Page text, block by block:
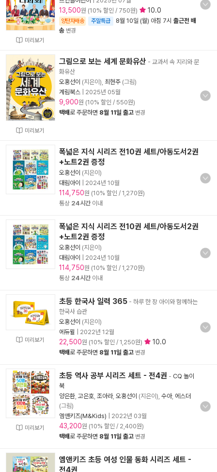
미리보기
13,500원 (10% 할인 / 750원) 10.0
양탄자배송 주말특급 8월 10일 (월) 아침 7시 출근전 배
송 변경
미리보기
그림으로 보는 세계 문화유산 - 교과서 속 지리와 문
화유산
오홍선이 (지은이), 최현주 (그림)
계림북스
2025년 05월
9,900원 (10% 할인 / 550원)
택배로 주문하면 8월 11일 출고 변경
폭넓은 지식 시리즈 전10권 세트/아동도서2권
+노트2권 증정
오홍선이 (지은이)
대림아이
2024년 10월
114,750원 (10% 할인 / 1,270원)
통상 24시간이내
폭넓은 지식 시리즈 전10권 세트/아동도서2권
+노트2권 증정
오홍선이 (지은이)
대림아이
2024년 10월
114,750원 (10% 할인 / 1,270원)
통상 24시간이내
미리보기
초등 한국사 일력 365 - 하루 한 장 아이와 함께하는
한국사 습관
오홍선이 (지은이)
에듀윌
2022년 12월
22,500원 (10% 할인 / 1,250원) 10.0
택배로 주문하면 8월 11일 출고 변경
미리보기
초등 역사 공부 시리즈 세트 - 전4권 - CQ 놀이
북
양은환 고은호 조아라, 오홍선이 (지은이), 수아, 에스더
(그림)
엠앤키즈(M&Kids)
2022년 03월
43,200원 (10% 할인 / 2,400원)
택배로 주문하면 8월 11일 출고 변경
엠앤키즈 초등 여성 인물 동화 시리즈 세트 -
전4권